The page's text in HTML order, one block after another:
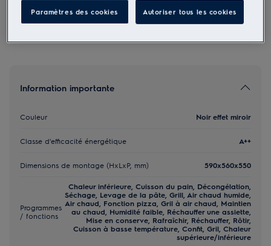
Information importante
Couleur Noir effet miroir
Classe d'efficacité énergétique A++
Dimensions de montage (HxLxP, mm) 590x560x550
Programmes
/ fonctions
Chaleur inférieure, Cuisson du pain, Décongélation,
Séchage, Levage de la pâte, Grill, Air chaud humide,
Air chaud, Fonction pizza, Gril à air chaud, Maintien
au chaud, Humidité faible, Réchauffer une assiette,
Mise en conserve, Rafraîchir, Réchauffer, Rôtir,
Cuisson à basse température, Confit, Gril, Chaleur
supérieure/inférieure
Paramètres des cookies Autoriser tous les cookies